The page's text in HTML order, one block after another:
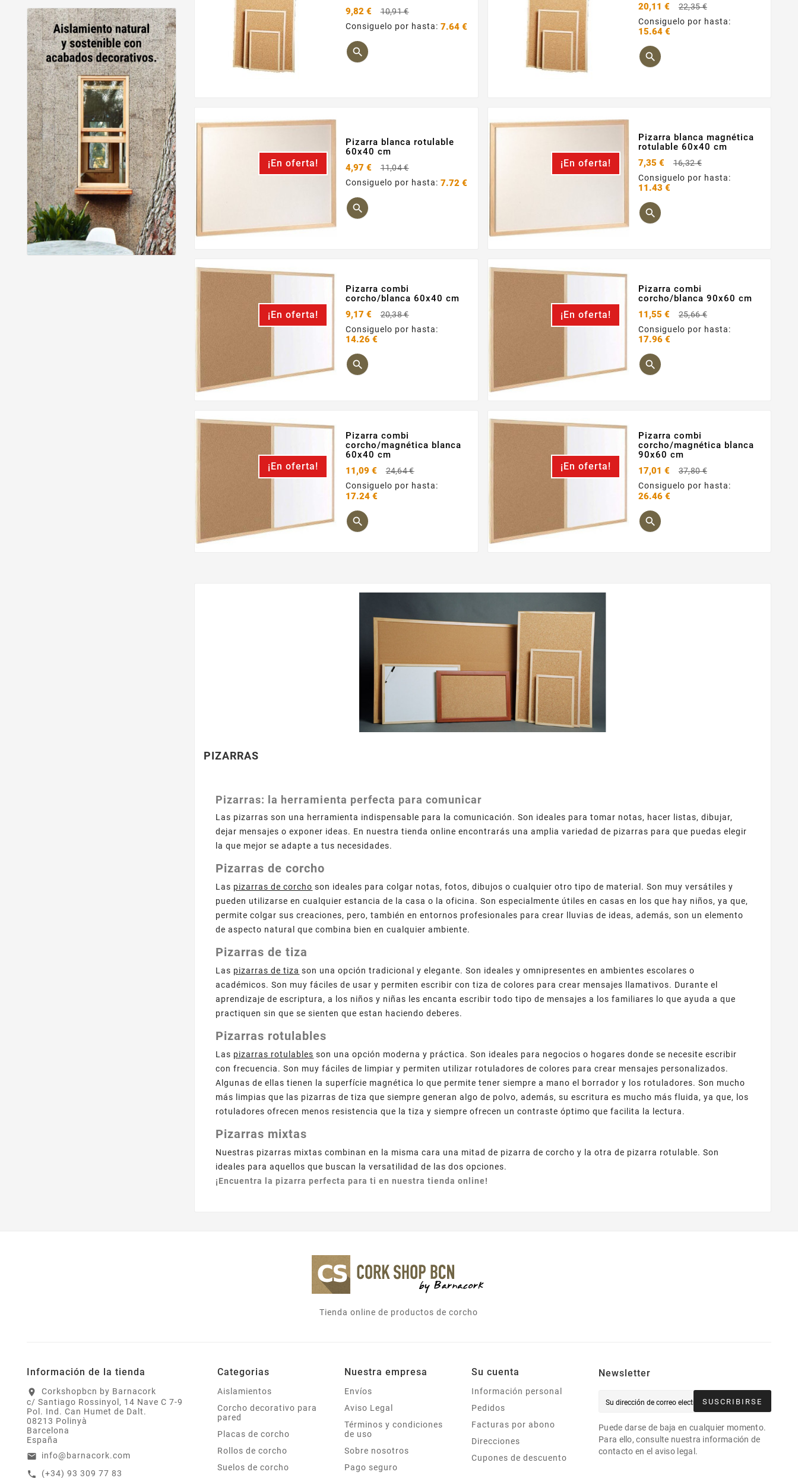
9,82 €
10,91 €
Consiguelo por hasta: 7.64 €

20,11 €
22,35 €
Consiguelo por hasta:
15.64 €

¡En oferta!
Pizarra blanca rotulable
60x40 cm
4,97 €
11,04 €
Consiguelo por hasta: 7.72 €

¡En oferta!
Pizarra blanca magnética
rotulable 60x40 cm
7,35 €
16,32 €
Consiguelo por hasta:
11.43 €

¡En oferta!
Pizarra combi
corcho/blanca 60x40 cm
9,17 €
20,38 €
Consiguelo por hasta:
14.26 €

¡En oferta!
Pizarra combi
corcho/blanca 90x60 cm
11,55 €
25,66 €
Consiguelo por hasta:
17.96 €

¡En oferta!
Pizarra combi
corcho/magnética blanca
60x40 cm
11,09 €
24,64 €
Consiguelo por hasta:
17.24 €

¡En oferta!
Pizarra combi
corcho/magnética blanca
90x60 cm
17,01 €
37,80 €
Consiguelo por hasta:
26.46 €

PIZARRAS
Pizarras: la herramienta perfecta para comunicar
Las pizarras son una herramienta indispensable para la comunicación. Son ideales para tomar notas, hacer listas, dibujar,
dejar mensajes o exponer ideas. En nuestra tienda online encontrarás una amplia variedad de pizarras para que puedas elegir
la que mejor se adapte a tus necesidades.
Pizarras de corcho
Las pizarras de corcho son ideales para colgar notas, fotos, dibujos o cualquier otro tipo de material. Son muy versátiles y
pueden utilizarse en cualquier estancia de la casa o la oficina. Son especialmente útiles en casas en los que hay niños, ya que,
permite colgar sus creaciones, pero, también en entornos profesionales para crear lluvias de ideas, además, son un elemento
de aspecto natural que combina bien en cualquier ambiente.
Pizarras de tiza
Las pizarras de tiza son una opción tradicional y elegante. Son ideales y omnipresentes en ambientes escolares o
académicos. Son muy fáciles de usar y permiten escribir con tiza de colores para crear mensajes llamativos. Durante el
aprendizaje de escriptura, a los niños y niñas les encanta escribir todo tipo de mensajes a los familiares lo que ayuda a que
practiquen sin que se sienten que estan haciendo deberes.
Pizarras rotulables
Las pizarras rotulables son una opción moderna y práctica. Son ideales para negocios o hogares donde se necesite escribir
con frecuencia. Son muy fáciles de limpiar y permiten utilizar rotuladores de colores para crear mensajes personalizados.
Algunas de ellas tienen la superfície magnética lo que permite tener siempre a mano el borrador y los rotuladores. Son mucho
más limpias que las pizarras de tiza que siempre generan algo de polvo, además, su escritura es mucho más fluida, ya que, los
rotuladores ofrecen menos resistencia que la tiza y siempre ofrecen un contraste óptimo que facilita la lectura.
Pizarras mixtas
Nuestras pizarras mixtas combinan en la misma cara una mitad de pizarra de corcho y la otra de pizarra rotulable. Son
ideales para aquellos que buscan la versatilidad de las dos opciones.
¡Encuentra la pizarra perfecta para ti en nuestra tienda online!
Tienda online de productos de corcho
Información de la tienda
location_on
Corkshopbcn by Barnacork
c/ Santiago Rossinyol, 14 Nave C 7-9
Pol. Ind. Can Humet de Dalt.
08213 Polinyà
Barcelona
España
email info@barnacork.com
call (+34) 93 309 77 83
Categorias
Aislamientos
Corcho decorativo para
pared
Placas de corcho
Rollos de corcho
Suelos de corcho
Nuestra empresa
Envíos
Aviso Legal
Términos y condiciones
de uso
Sobre nosotros
Pago seguro
Su cuenta
Información personal
Pedidos
Facturas por abono
Direcciones
Cupones de descuento
Newsletter
SUSCRIBIRSE
Puede darse de baja en cualquier momento.
Para ello, consulte nuestra información de
contacto en el aviso legal.